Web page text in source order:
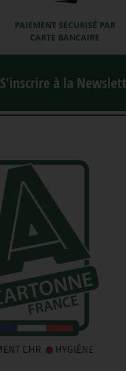
PAIEMENT SÉCURISÉ PAR
CARTE BANCAIRE
S'inscrire à la